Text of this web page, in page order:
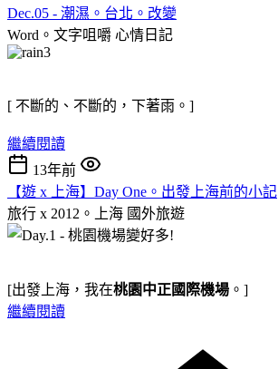
Dec.05 - 潮濕。台北。改變
Word。文字咀嚼 心情日記
[ 不斷的、不斷的，下著雨。]
繼續閱讀
13年前
【遊 x 上海】Day One。出發上海前的小記
旅行 x 2012。上海 國外旅遊
[出發上海，我在桃園中正國際機場 。]
繼續閱讀